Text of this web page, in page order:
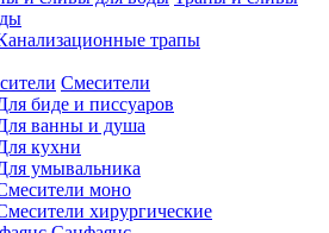
трапы
Смесители
биде и писсуаров
ванны и душа
кухни
умывальника
моно
хирургические